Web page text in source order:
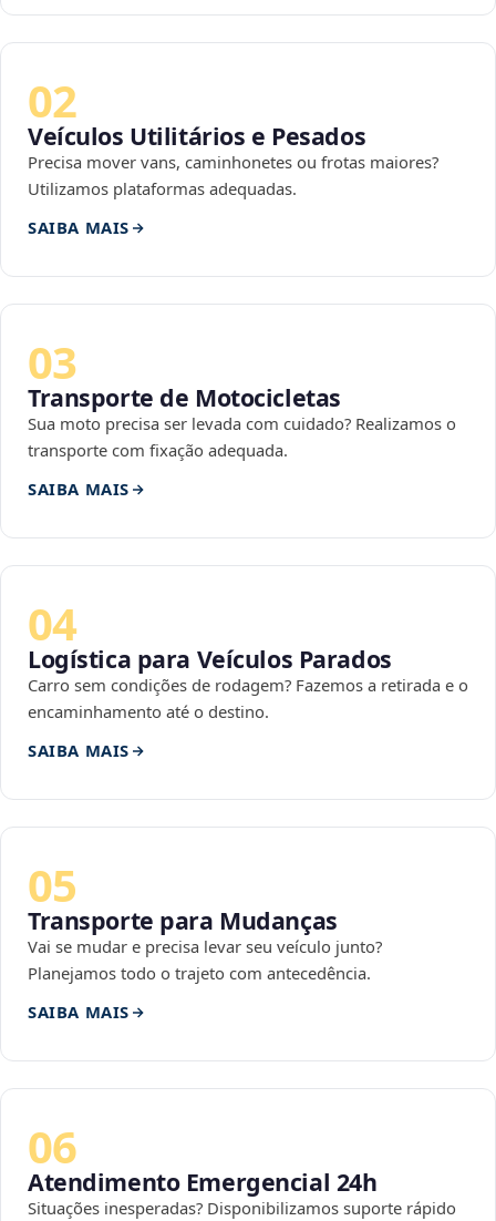
02
Veículos Utilitários e Pesados
Precisa mover vans, caminhonetes ou frotas maiores?
Utilizamos plataformas adequadas.
SAIBA MAIS
03
Transporte de Motocicletas
Sua moto precisa ser levada com cuidado? Realizamos o
transporte com fixação adequada.
SAIBA MAIS
04
Logística para Veículos Parados
Carro sem condições de rodagem? Fazemos a retirada e o
encaminhamento até o destino.
SAIBA MAIS
05
Transporte para Mudanças
Vai se mudar e precisa levar seu veículo junto?
Planejamos todo o trajeto com antecedência.
SAIBA MAIS
06
Atendimento Emergencial 24h
Situações inesperadas? Disponibilizamos suporte rápido